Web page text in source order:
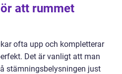
att rummet
ofta upp och kompletterar
Det är vanligt att man
stämningsbelysningen just